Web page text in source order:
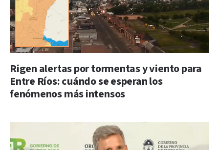
Rigen alertas por tormentas y viento para
Entre Ríos: cuándo se esperan los
fenómenos más intensos